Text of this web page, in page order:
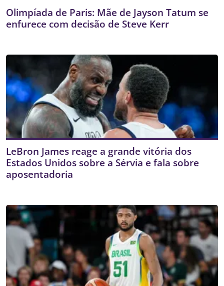
Olimpíada de Paris: Mãe de Jayson Tatum se
enfurece com decisão de Steve Kerr
LeBron James reage a grande vitória dos
Estados Unidos sobre a Sérvia e fala sobre
aposentadoria